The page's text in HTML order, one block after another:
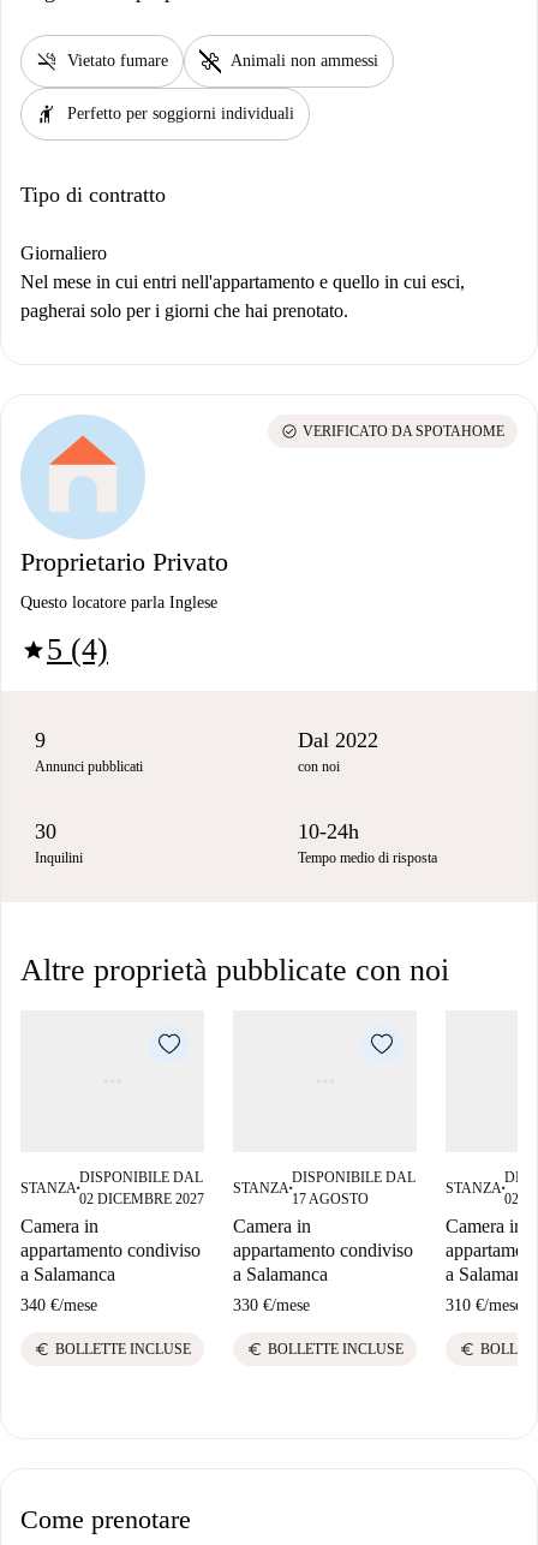
smoke_free Vietato fumare pet_supplies Animali non ammessi
hail Perfetto per soggiorni individuali
Tipo di contratto
Giornaliero
Nel mese in cui entri nell'appartamento e quello in cui esci,
pagherai solo per i giorni che hai prenotato.
Proprietario Privato
Questo locatore parla Inglese
star5 (4)
check_circle VERIFICATO DA SPOTAHOME
9
Annunci pubblicati
Dal 2022
con noi
30
Inquilini
10-24h
Tempo medio di risposta
Altre proprietà pubblicate con noi
STANZA■
DISPONIBILE DAL
02 DICEMBRE 2027
Camera in
appartamento condiviso
a Salamanca
340 €/mese
euro BOLLETTE INCLUSE
STANZA■
DISPONIBILE DAL
17 AGOSTO
Camera in
appartamento condiviso
a Salamanca
330 €/mese
euro BOLLETTE INCLUSE
STANZA■
02
Camera in
a
310 €/mese
euro
Come prenotare